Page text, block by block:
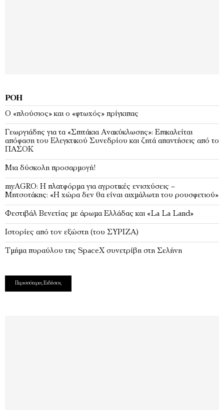
ΡΟΉ
Ο «πλούσιος» και ο «φτωχός» πρίγκιπας
Γεωργιάδης για τα «Σπιτάκια Ανακύκλωσης»: Επικαλείται
απόφαση του Ελεγκτικού Συνεδρίου και ζητά απαντήσεις από το
ΠΑΣΟΚ
Μια δύσκολη προσαρμογή!
myAGRO: Η πλατφόρμα για αγροτικές ενισχύσεις –
Μητσοτάκης: «Η χώρα δεν θα είναι αιχμάλωτη του ρουσφετιού»
Φεστιβάλ Βενετίας με άρωμα Ελλάδας και «La La Land»
Ιστορίες από τον εξώστη (του ΣΥΡΙΖΑ)
Τμήμα πυραύλου της SpaceX συνετρίβη στη Σελήνη
Περισσότερες Ειδήσεις